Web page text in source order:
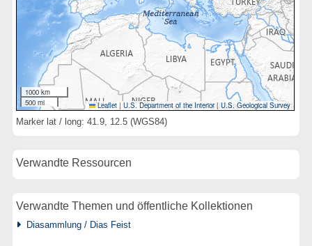
1000 km
500 mi
Leaflet | U.S. Department of the Interior|U.S. Geological Survey
Marker lat / long: 41.9, 12.5 (WGS84)
Verwandte Ressourcen
Verwandte Themen und öffentliche Kollektionen
Diasammlung / Dias Feist